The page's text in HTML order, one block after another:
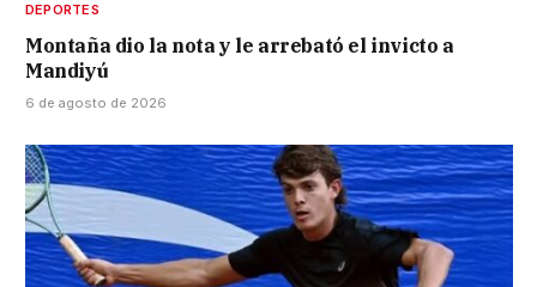
DEPORTES
Montaña dio la nota y le arrebató el invicto a
Mandiyú
6 de agosto de 2026